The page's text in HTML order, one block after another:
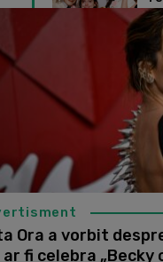
a reunit cu fostele sale
Ora a vorbit
ar fi celebra „Becky